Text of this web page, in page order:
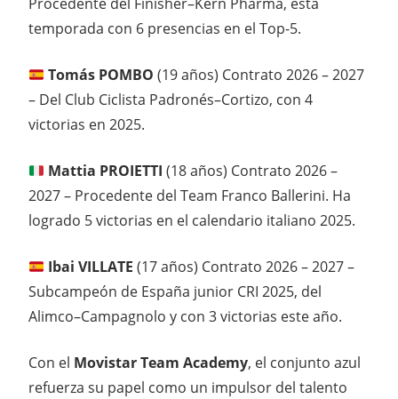
temporada con 6 presencias en el Top-5.
Tomás POMBO (19 años) Contrato 2026 – 2027
– Del Club Ciclista Padronés–Cortizo, con 4
victorias en 2025.
Mattia PROIETTI (18 años) Contrato 2026 –
2027 – Procedente del Team Franco Ballerini. Ha
logrado 5 victorias en el calendario italiano 2025.
Ibai VILLATE(17 años) Contrato 2026 – 2027 –
Subcampeón de España junior CRI 2025, del
Alimco–Campagnolo y con 3 victorias este año.
Con el Movistar Team Academy, el conjunto azul
refuerza su papel como un impulsor del talento